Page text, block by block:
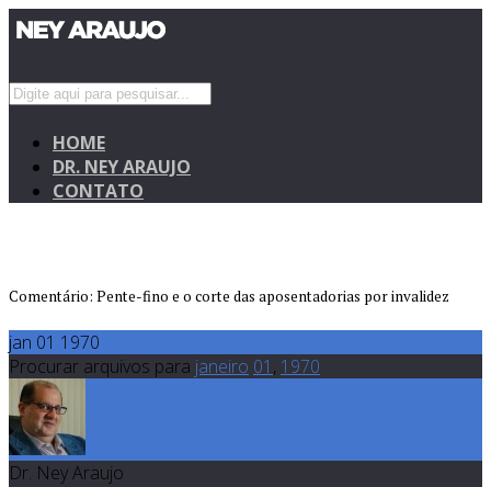
HOME
DR. NEY ARAUJO
CONTATO
Comentário: Pente-fino e o corte das aposentadorias por invalidez
jan 01 1970
Procurar arquivos para janeiro 01 , 1970
Dr. Ney Araujo